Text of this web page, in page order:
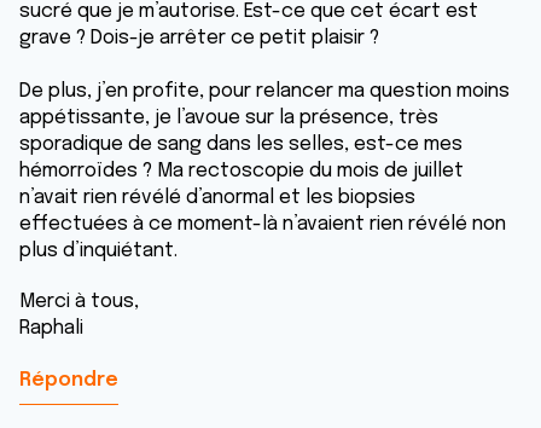
sucré que je m’autorise. Est-ce que cet écart est
grave ? Dois-je arrêter ce petit plaisir ?
De plus, j’en profite, pour relancer ma question moins
appétissante, je l’avoue sur la présence, très
sporadique de sang dans les selles, est-ce mes
hémorroïdes ? Ma rectoscopie du mois de juillet
n’avait rien révélé d’anormal et les biopsies
effectuées à ce moment-là n’avaient rien révélé non
plus d’inquiétant.
Merci à tous,
Raphali
Répondre